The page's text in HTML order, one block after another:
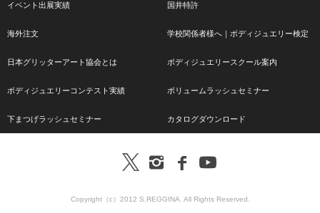
イベント出展実績 国井特許
海外注文 学校関係者様へ｜ボディジュエリー検定
日本グリッターアート協会とは ボディジュエリースクール案内
ボディジュエリーコンテスト実績 ボリュームラッシュセミナー
下まつげラッシュセミナー カタログダウンロード
Copyright（c）2012 S.REGGINA. All Rights Reserved.